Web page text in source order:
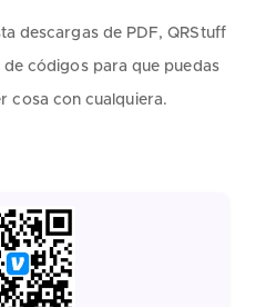
descargas de PDF, QRStuff
códigos para que puedas
cosa con cualquiera.